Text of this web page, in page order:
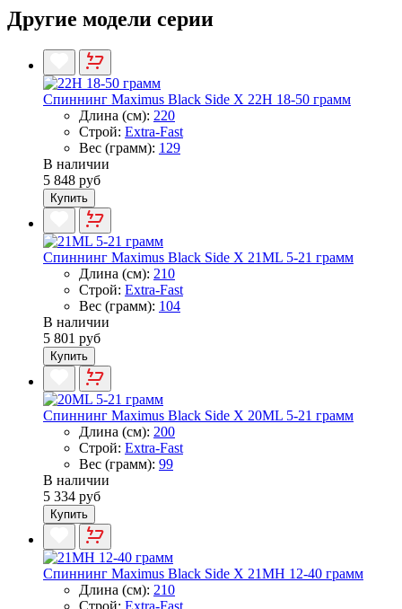
Другие модели серии
Спиннинг Maximus Black Side X 22H 18-50 грамм
Длина (см): 220
Строй: Extra-Fast
Вес (грамм): 129
В наличии
5 848 руб
Купить
Спиннинг Maximus Black Side X 21ML 5-21 грамм
Длина (см): 210
Строй: Extra-Fast
Вес (грамм): 104
В наличии
5 801 руб
Купить
Спиннинг Maximus Black Side X 20ML 5-21 грамм
Длина (см): 200
Строй: Extra-Fast
Вес (грамм): 99
В наличии
5 334 руб
Купить
Спиннинг Maximus Black Side X 21MH 12-40 грамм
Длина (см): 210
Строй: Extra-Fast